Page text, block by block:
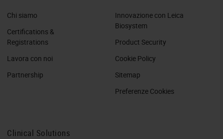
Chi siamo
Certifications &
Registrations
Lavora con noi
Partnership
Innovazione con Leica
Biosystem
Product Security
Cookie Policy
Sitemap
Preferenze Cookies
Clinical Solutions